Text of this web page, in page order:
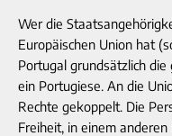
Wer die
Europäischen Union hat
Portugal grundsätzlich
ein Portugiese. An die
Rechte gekoppelt. Die
Freiheit, in einem